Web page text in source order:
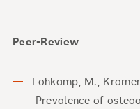
Peer-Review
Lohkamp, M.,
Prevalence of